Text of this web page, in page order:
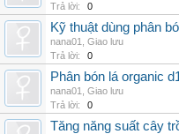
Trả lời:
0
Kỹ thuật dùng phân
nana01
Giao lưu
Trả lời:
0
Phân bón lá organic
nana01
Giao lưu
Trả lời:
0
Tăng năng suất cây